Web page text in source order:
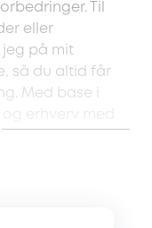
Til
eller
på mit
så du altid får
Med base i